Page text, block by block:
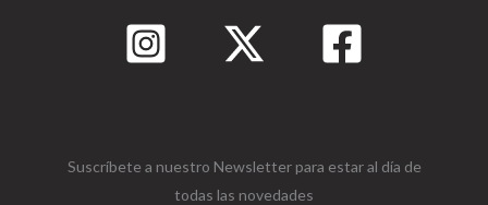
Suscríbete a nuestro Newsletter para estar al día de
todas las novedades